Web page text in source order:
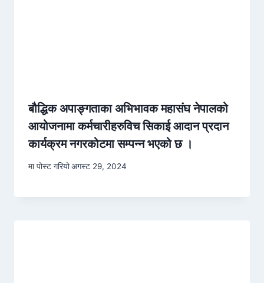
बौद्धिक अपाङ्गताका अभिभावक महासंघ नेपालको
आयोजनामा कर्मचारीहरुविच सिकाई आदान प्रदान
कार्यक्रम नगरकोटमा सम्पन्न भएको छ ।
मा पोस्ट गरियोअगस्ट 29, 2024